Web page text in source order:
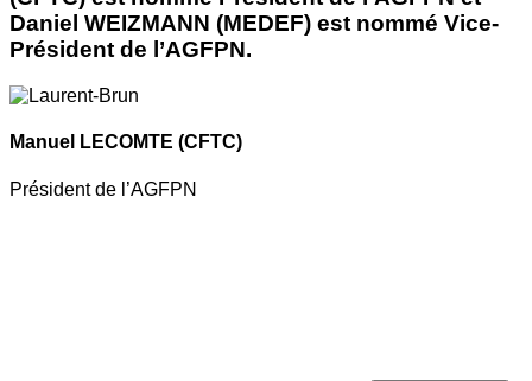
Daniel WEIZMANN (MEDEF) est nommé Vice-
Président de l’AGFPN.
Manuel LECOMTE (CFTC)
Président de l’AGFPN